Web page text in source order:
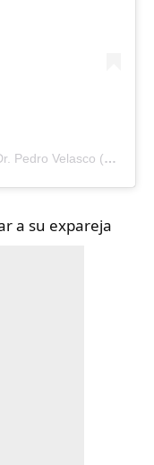
A post shared by Comisario General Dr. Pedro Velasco (@pedro_vecicpc)
a su expareja